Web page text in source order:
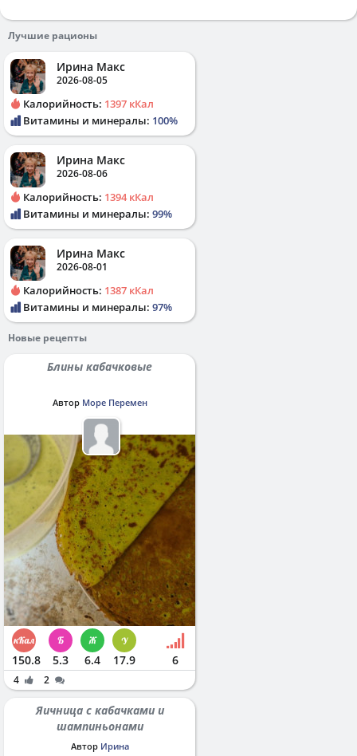
Лучшие рационы
Ирина Макс
2026-08-05
Калорийность: 1397 кКал
Витамины и минералы: 100%
Ирина Макс
2026-08-06
Калорийность: 1394 кКал
Витамины и минералы: 99%
Ирина Макс
2026-08-01
Калорийность: 1387 кКал
Витамины и минералы: 97%
Новые рецепты
Блины кабачковые
Автор Море Перемен
150.8 5.3 6.4 17.9 6
4 2
Яичница с кабачками и
шампиньонами
Автор Ирина